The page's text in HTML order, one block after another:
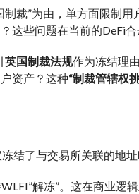
裁”为由，单方面限制
这些问题在当前的DeFi
英国制裁法规作为冻结理
资产？这种“制裁管辖权
结了与交易所关联的地
解冻”。这在商业逻